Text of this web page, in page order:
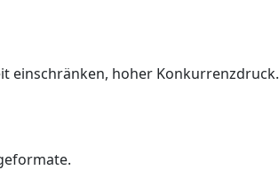
einschränken, hoher Konkurrenzdruck.